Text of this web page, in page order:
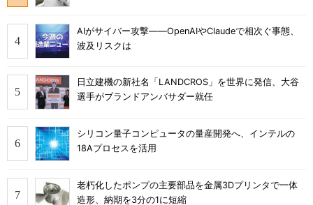
AIがサイバー攻撃――OpenAIやClaudeで相次ぐ事態、
波及リスクは
日立建機の新社名「LANDCROS」を世界に発信、大谷
選手がブランドアンバサダー就任
シリコン量子コンピュータの量産開発へ、インテルの
18Aプロセスを活用
老朽化したポンプの主要部品を金属3Dプリンタで一体
造形、納期を3分の1に短縮